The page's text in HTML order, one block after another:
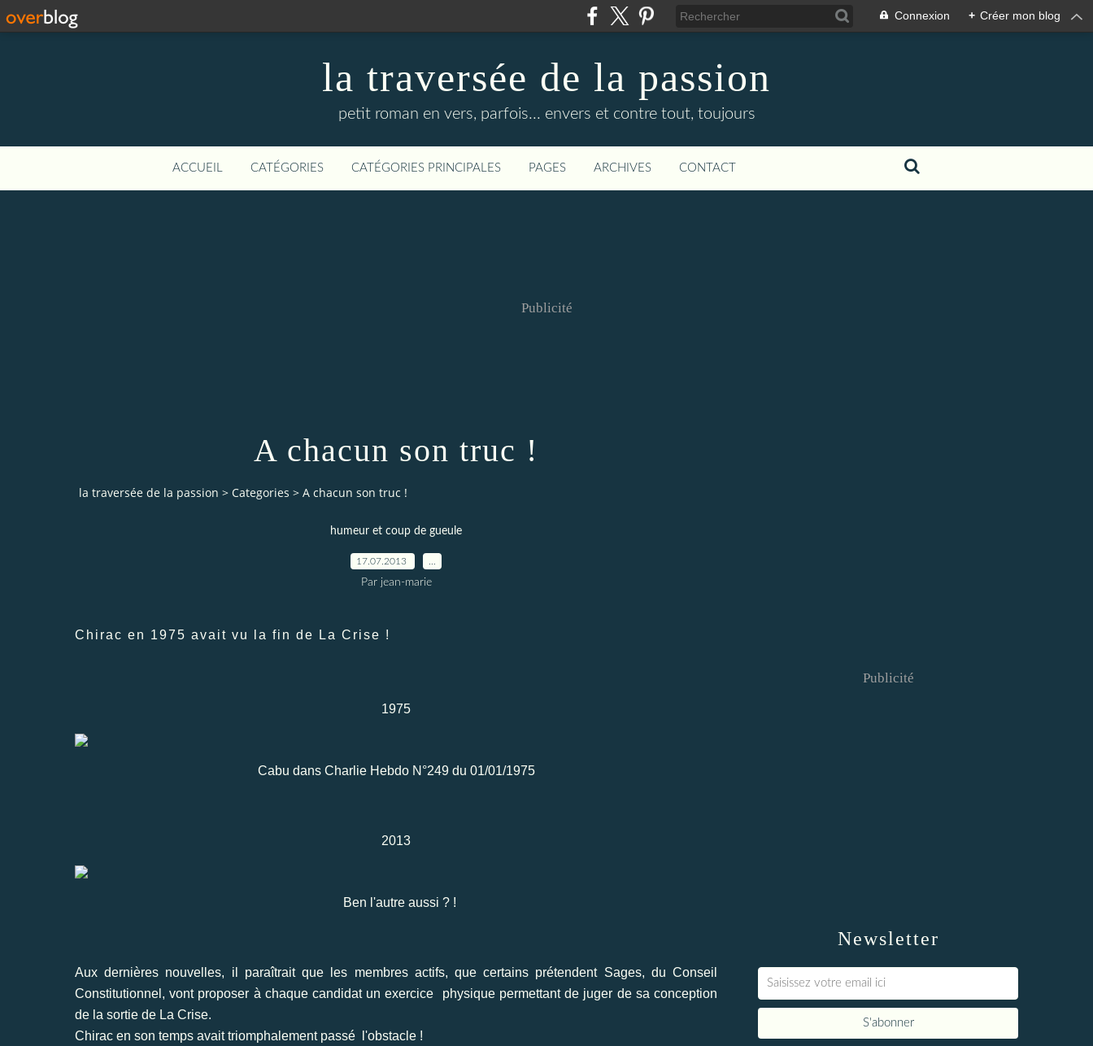
Connexion + Créer mon blog
la traversée de la passion
petit roman en vers, parfois... envers et contre tout, toujours
ACCUEIL CATÉGORIES CATÉGORIES PRINCIPALES PAGES ARCHIVES CONTACT
Publicité
A chacun son truc !
la traversée de la passion > Categories > A chacun son truc !
humeur et coup de gueule
17.07.2013
Par jean-marie
Chirac en 1975 avait vu la fin de La Crise !
1975
Cabu dans Charlie Hebdo N°249 du 01/01/1975
2013
Ben l'autre aussi ? !
Aux dernières nouvelles, il paraîtrait que les membres actifs, que certains prétendent Sages, du Conseil
Constitutionnel, vont proposer à chaque candidat un exercice physique permettant de juger de sa conception
de la sortie de La Crise.
Chirac en son temps avait triomphalement passé l'obstacle !
Newsletter
Publicité